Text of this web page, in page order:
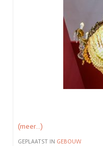
(meer…)
GEPLAATST IN GEBOUW